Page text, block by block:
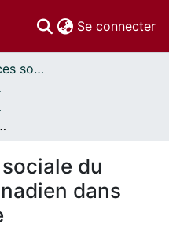
Se connecter
Faculté des sciences sociales // Faculty of Social Sciences
Papers
dans l'industrie minière
du
dans